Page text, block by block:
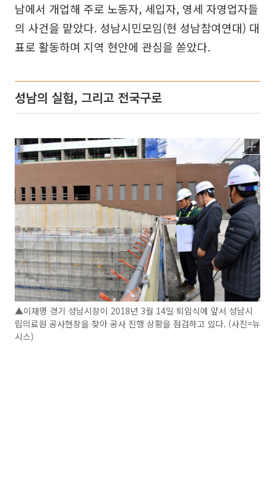
남에서 개업해 주로 노동자, 세입자, 영세 자영업자들
의 사건을 맡았다. 성남시민모임(현 성남참여연대) 대
표로 활동하며 지역 현안에 관심을 쏟았다.
성남의 실험, 그리고 전국구로
▲이재명 경기 성남시장이 2018년 3월 14일 퇴임식에 앞서 성남시
립의료원 공사현장을 찾아 공사 진행 상황을 점검하고 있다. (사진=뉴
시스)